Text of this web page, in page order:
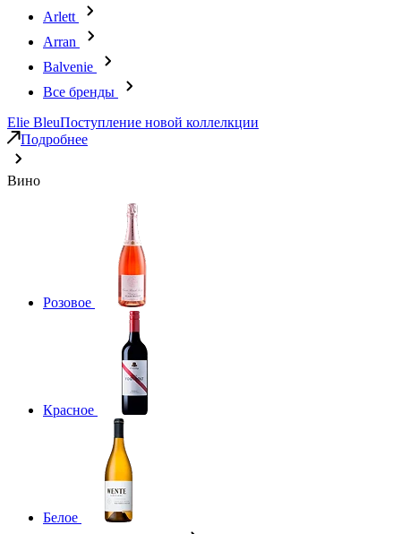
Arlett
Arran
Balvenie
Все бренды
Elie BleuПоступление новой коллелкции
Подробнее
Вино
Розовое
Красное
Белое